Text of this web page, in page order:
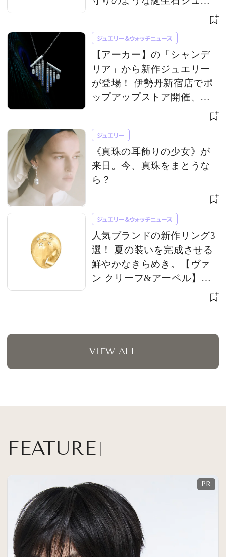
ジュエリー&ウォッチニュース
【アーカー】の「シャンデ
リア」から新作ジュエリー
が登場！ 伊勢丹新宿店でポ
ップアップストア開催、限
ジュエリー
《真珠の耳飾りの少女》が
来日。今、真珠をまとうな
ら？
ジュエリー&ウォッチニュース
人気ブランドの新作リング3
選！ 夏の装いを完成させる
鮮やかなきらめき。【ヴァ
ン クリーフ&アーペル】
VIEW ALL
FEATURE